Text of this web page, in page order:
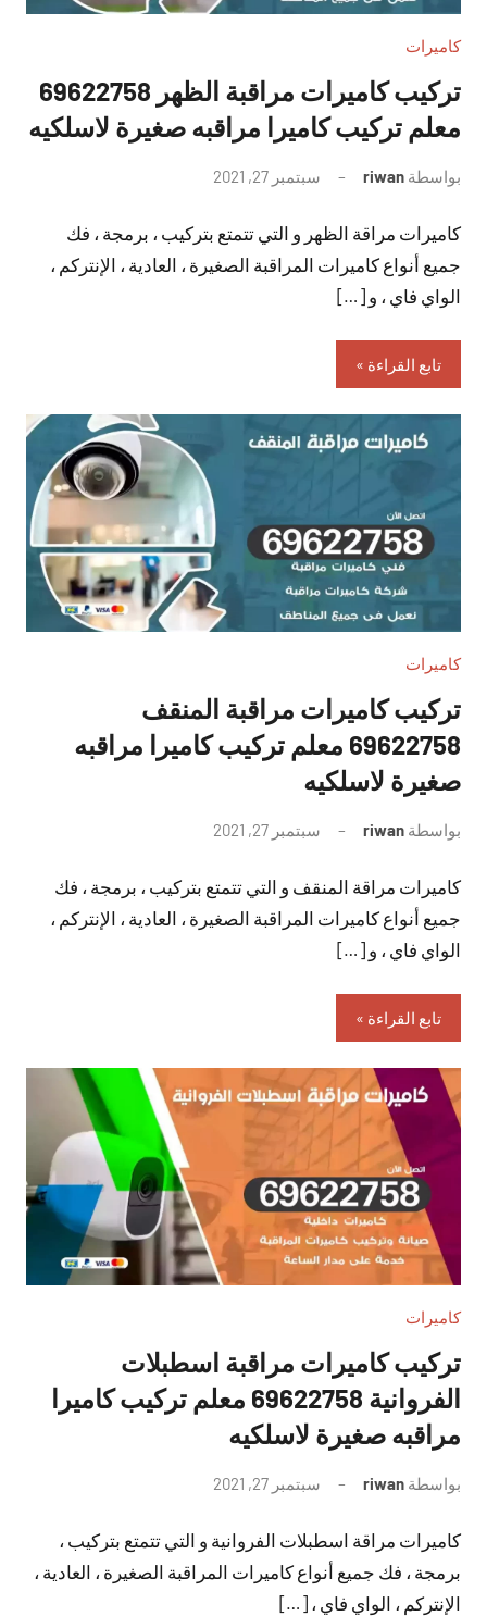
كاميرات
تركيب كاميرات مراقبة الظهر 69622758
معلم تركيب كاميرا مراقبه صغيرة لاسلكيه
بواسطة riwan سبتمبر 27, 2021
تعليقات
كاميرات مراقة الظهر و التي تتمتع بتركيب ، برمجة ، فك
جميع أنواع كاميرات المراقبة الصغيرة ، العادية ، الإنتركم ،
الواي فاي ، و […]
تابع القراءة
كاميرات
تركيب كاميرات مراقبة المنقف
69622758 معلم تركيب كاميرا مراقبه
صغيرة لاسلكيه
بواسطة riwan سبتمبر 27, 2021
تعليقات
كاميرات مراقة المنقف و التي تتمتع بتركيب ، برمجة ، فك
جميع أنواع كاميرات المراقبة الصغيرة ، العادية ، الإنتركم ،
الواي فاي ، و […]
تابع القراءة
كاميرات
تركيب كاميرات مراقبة اسطبلات
الفروانية 69622758 معلم تركيب كاميرا
مراقبه صغيرة لاسلكيه
بواسطة riwan سبتمبر 27, 2021
تعليقات
كاميرات مراقة اسطبلات الفروانية و التي تتمتع بتركيب ،
برمجة ، فك جميع أنواع كاميرات المراقبة الصغيرة ، العادية ،
الإنتركم ، الواي فاي ، […]